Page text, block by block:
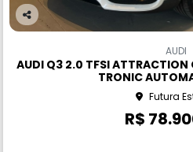
Co
rtil
AUDI
AUDI Q3 2.0 TFSI ATTRACTION
TRONIC
Futura
R$